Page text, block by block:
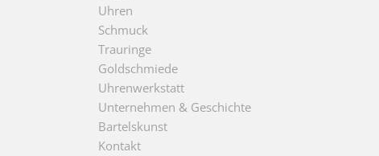
Uhren
Schmuck
Trauringe
Goldschmiede
Uhrenwerkstatt
Unternehmen & Geschichte
Bartelskunst
Kontakt